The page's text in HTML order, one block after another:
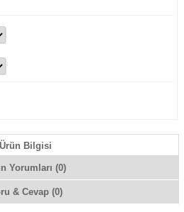
Ürün Bilgisi
Yorumları (0)
& Cevap (0)